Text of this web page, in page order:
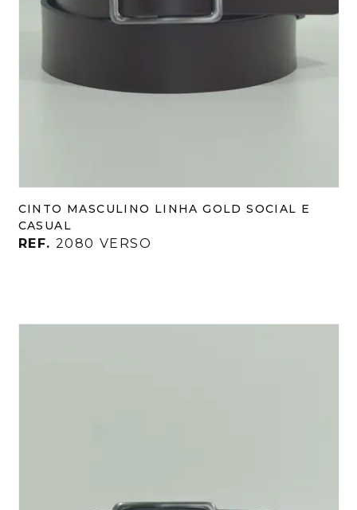
CINTO MASCULINO LINHA GOLD SOCIAL E
CASUAL
REF. 2080 VERSO